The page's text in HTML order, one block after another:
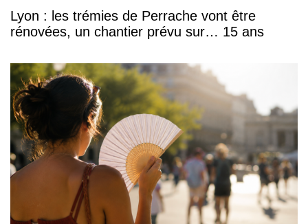
Lyon : les trémies de Perrache vont être
rénovées, un chantier prévu sur… 15 ans